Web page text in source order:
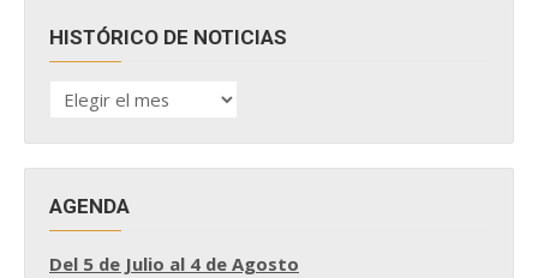
HISTÓRICO DE NOTICIAS
HISTÓRICO
DE
AGENDA
Del 5 de Julio al 4 de Agosto